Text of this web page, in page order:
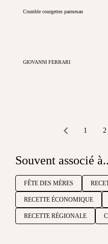
Crumble courgettes parmesan
GIOVANNI FERRARI
1 2
Souvent associé
FÊTE DES MÈRES
RECETTE ÉCONOMIQUE
RECETTE RÉGIONALE